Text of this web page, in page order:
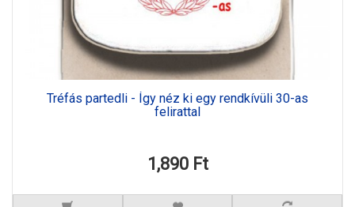
Tréfás partedli - Így néz ki egy rendkívüli 30-as
felirattal
1,890 Ft